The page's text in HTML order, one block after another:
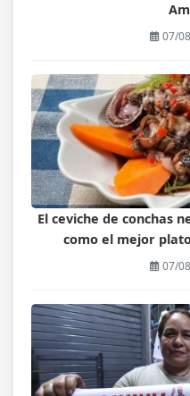
07/
El ceviche de conchas
como el mejor
07/